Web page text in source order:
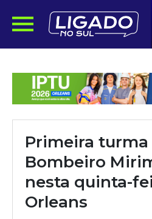
Primeira turma
Bombeiro
nesta quinta-
Orleans